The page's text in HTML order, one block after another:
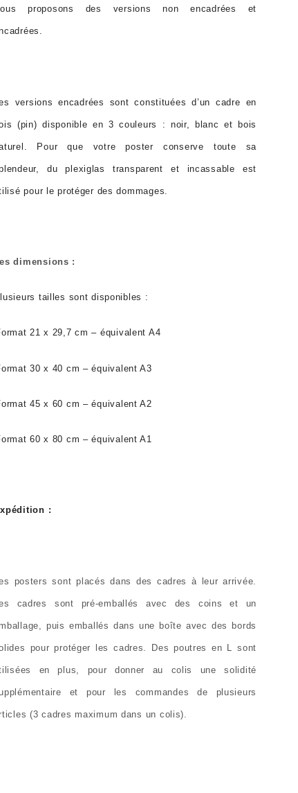
proposons des versions non encadrées et
versions encadrées sont constituées d’un cadre en
(pin) disponible en 3 couleurs : noir, blanc et bois
Pour que votre poster conserve toute sa
du plexiglas transparent et incassable est
pour le protéger des dommages.
dimensions :
tailles sont disponibles :
21 x 29,7 cm – équivalent A4
30 x 40 cm – équivalent A3
45 x 60 cm – équivalent A2
60 x 80 cm – équivalent A1
:
posters sont placés dans des cadres à leur arrivée.
cadres sont pré-emballés avec des coins et un
puis emballés dans une boîte avec des bords
pour protéger les cadres. Des poutres en L sont
en plus, pour donner au colis une solidité
et pour les commandes de plusieurs
(3 cadres maximum dans un colis).